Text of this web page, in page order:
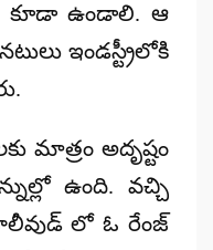
కూడా ఉండాలి. ఆ
ఇండస్ట్రీలోకి
మాత్రం అదృష్టం
ఉంది. వచ్చి
లో ఓ రేంజ్